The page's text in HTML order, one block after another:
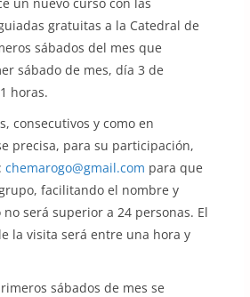
gratuitas a la Catedral de
sábados del mes que
sábado de mes, día 3 de
horas.
consecutivos y como en
precisa, para su participación,
chemarogo@gmail.com para que
facilitando el nombre y
será superior a 24 personas. El
la visita será entre una hora y
sábados de mes se